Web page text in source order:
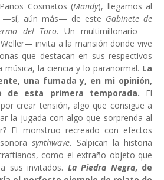
Cosmatos (Mandy), llegamos al
—sí, aún más— de este Gabinete de
del Toro. Un multimillonario —
invita a la mansión donde vive
que destacan en sus respectivos
música, la ciencia y lo paranormal. La
una fumada y, en mi opinión,
de esta primera temporada. El
crear tensión, algo que consigue a
la jugada con algo que sorprenda al
El monstruo recreado con efectos
synthwave. Salpican la historia
como el extraño objeto que
sus invitados. La Piedra Negra, de